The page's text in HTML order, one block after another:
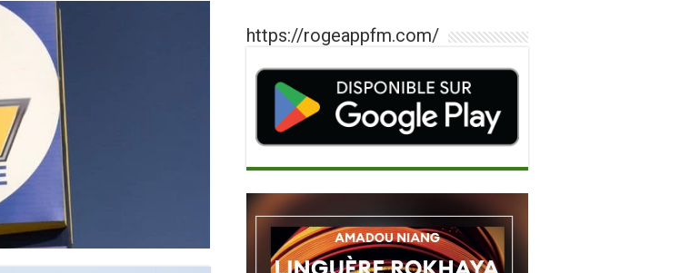
https://rogeappfm.com/